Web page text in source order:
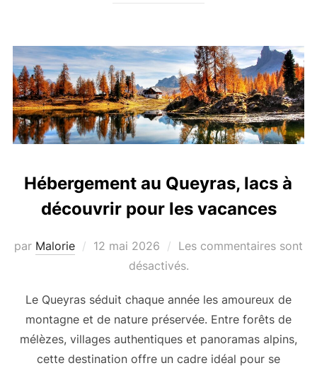
Hébergement au Queyras, lacs à
découvrir pour les vacances
par Malorie
Publié
12 mai 2026
Les commentaires sont
désactivés.
Le Queyras séduit chaque année les amoureux de
montagne et de nature préservée. Entre forêts de
mélèzes, villages authentiques et panoramas alpins,
cette destination offre un cadre idéal pour se